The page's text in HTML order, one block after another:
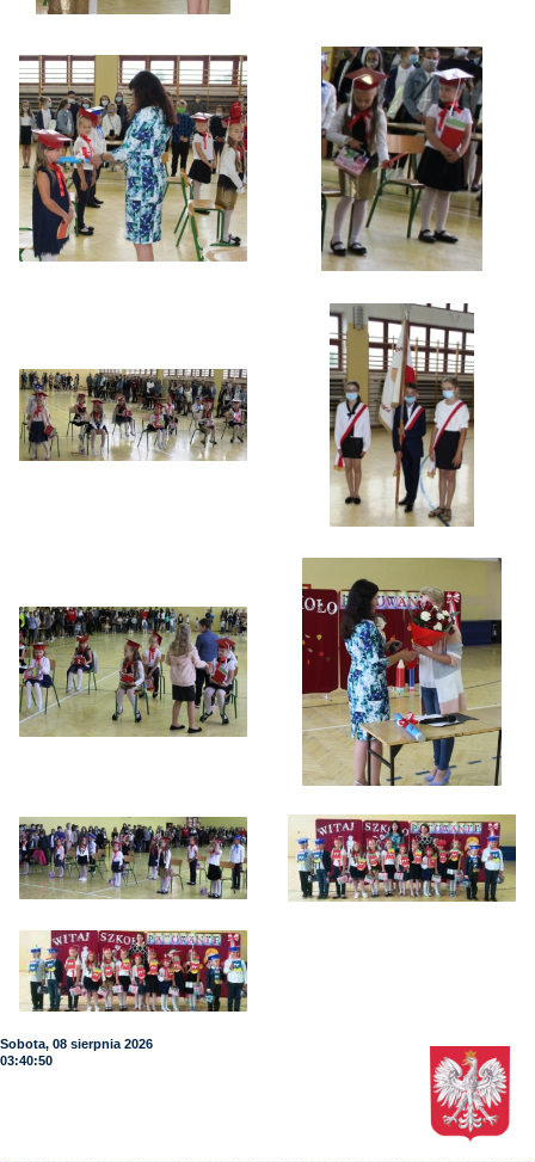
Sobota, 08 sierpnia 2026
03:40:51